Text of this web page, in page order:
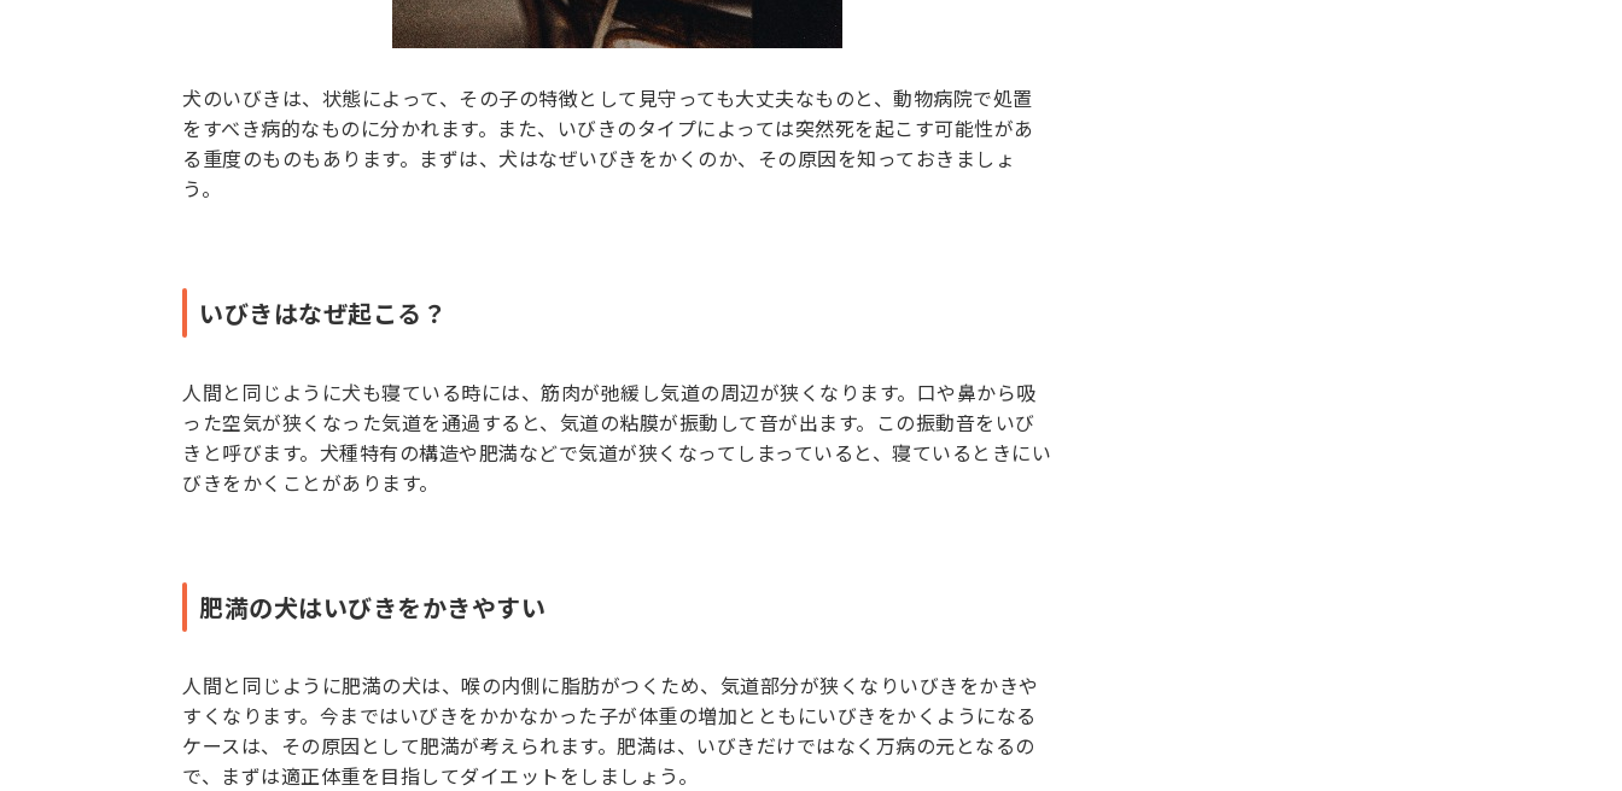
犬のいびきは、状態によって、その子の特徴として見守っても大丈夫なものと、動物病院で処置
をすべき病的なものに分かれます。また、いびきのタイプによっては突然死を起こす可能性があ
る重度のものもあります。まずは、犬はなぜいびきをかくのか、その原因を知っておきましょ
う。
いびきはなぜ起こる？
人間と同じように犬も寝ている時には、筋肉が弛緩し気道の周辺が狭くなります。口や鼻から吸
った空気が狭くなった気道を通過すると、気道の粘膜が振動して音が出ます。この振動音をいび
きと呼びます。犬種特有の構造や肥満などで気道が狭くなってしまっていると、寝ているときにい
びきをかくことがあります。
肥満の犬はいびきをかきやすい
人間と同じように肥満の犬は、喉の内側に脂肪がつくため、気道部分が狭くなりいびきをかきや
すくなります。今まではいびきをかかなかった子が体重の増加とともにいびきをかくようになる
ケースは、その原因として肥満が考えられます。肥満は、いびきだけではなく万病の元となるの
で、まずは適正体重を目指してダイエットをしましょう。